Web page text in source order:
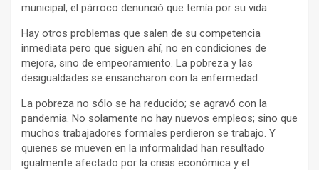
municipal, el párroco denunció que temía por su vida.
Hay otros problemas que salen de su competencia
inmediata pero que siguen ahí, no en condiciones de
mejora, sino de empeoramiento. La pobreza y las
desigualdades se ensancharon con la enfermedad.
La pobreza no sólo se ha reducido; se agravó con la
pandemia. No solamente no hay nuevos empleos; sino que
muchos trabajadores formales perdieron se trabajo. Y
quienes se mueven en la informalidad han resultado
igualmente afectado por la crisis económica y el